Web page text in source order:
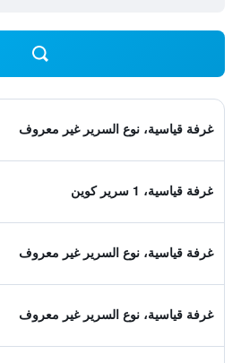
غرفة قياسية، نوع السرير غير معروف
غرفة قياسية، 1 سرير كوين
غرفة قياسية، نوع السرير غير معروف
غرفة قياسية، نوع السرير غير معروف